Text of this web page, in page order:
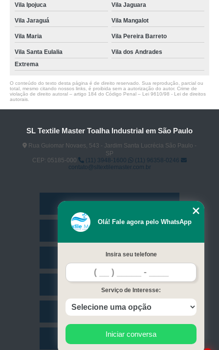
Vila Ipojuca Vila Jaguara
Vila Jaraguá Vila Mangalot
Vila Maria Vila Pereira Barreto
Vila Santa Eulalia
Vila dos Andrades
Extrema
O conteúdo do texto desta página é de direito reservado. Sua reprodução, parcial ou
total, mesmo citando nossos links, é proibida sem a autorização do autor. Crime de
violação de direito autoral – artigo 184 do Código Penal – Lei 9610/98 - Lei de direitos
autorais
SL Textile Master Toalha Industrial em São Paulo
Rua Guiomar Novaes, 543 - Jardim Santa Lucrécia São Paulo -
SP
CEP: 05185-000
(11) 3948-1600
(11) 96358-0246
contato@sltextilemaster.com.br
Missão
Contato
Mapa do site
Olá! Fale agora pelo WhatsApp
Insira seu telefone
Serviço de Interesse:
Iniciar conversa